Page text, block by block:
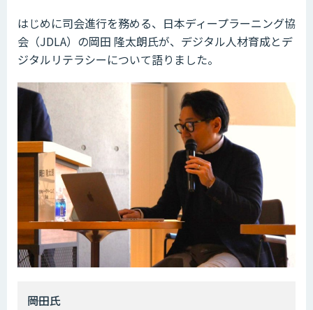
はじめに司会進行を務める、日本ディープラーニング協
会（JDLA）の岡田 隆太朗氏が、デジタル人材育成とデ
ジタルリテラシーについて語りました。
――岡田氏